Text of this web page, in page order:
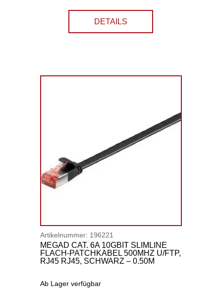
DETAILS
Artikelnummer: 196221
MEGAD CAT. 6A 10GBIT SLIMLINE
FLACH-PATCHKABEL 500MHZ U/FTP,
RJ45 RJ45, SCHWARZ – 0.50M
Ab Lager verfügbar